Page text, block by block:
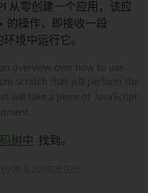
从零创建一个应用，该应
的操作，即接收一段
境中运行它。
树中 找到。